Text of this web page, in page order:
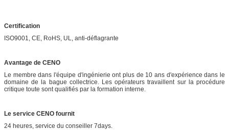
Certification
ISO9001, CE, RoHS, UL, anti-déflagrante
Avantage de CENO
Le membre dans l'équipe d'ingénierie ont plus de 10 ans d'expérience dans le
domaine de la bague collectrice. Les opérateurs travaillent sur la procédure
critique toute sont qualifiés par la formation interne.
Le service CENO fournit
24 heures, service du conseiller 7days.